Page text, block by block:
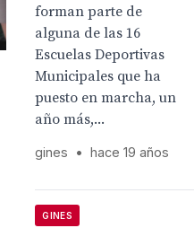
forman parte de
alguna de las 16
Escuelas Deportivas
Municipales que ha
puesto en marcha, un
año más,...
gines • hace 19 años
GINES